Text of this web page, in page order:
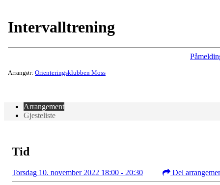
Intervalltrening
Arrangør: Orienteringsklubben Moss
Arrangement
Gjesteliste
Tid
Torsdag 10. november 2022 18:00 - 20:30 Del